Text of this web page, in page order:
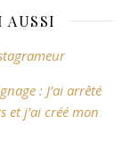
AUSSI
: J’ai arrêté
et j’ai créé mon